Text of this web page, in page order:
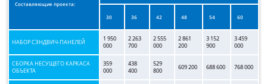
Составляющие проекта:
30 36 42 48 54 60
НАБОР СЭНДВИЧ-ПАНЕЛЕЙ
1 950
000
2 263
700
2 555
000
2 861
200
3 152
900
3 459
000
СБОРКА НЕСУЩЕГО КАРКАСА
ОБЪЕКТА
359
000
438
400
529
800
609 200 688 600 768 000